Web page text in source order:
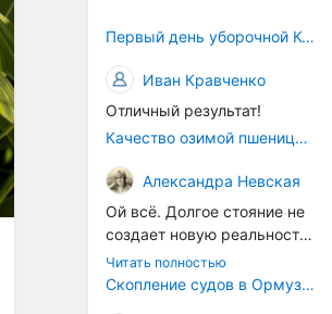
Первый день уборочной Компании 2026🫡Считаю открытым.
Иван Кравченко
Отличный результат!
Качество озимой пшеницы 2026 год
Александра Невская
Ой всё. Долгое стояние не
создает новую реальность.
Морские организмы всегда
накапливаются на судах.
Читать полностью
Скопление судов в Ормузском проливе грозит катастрофическим распространением инвазивных видов